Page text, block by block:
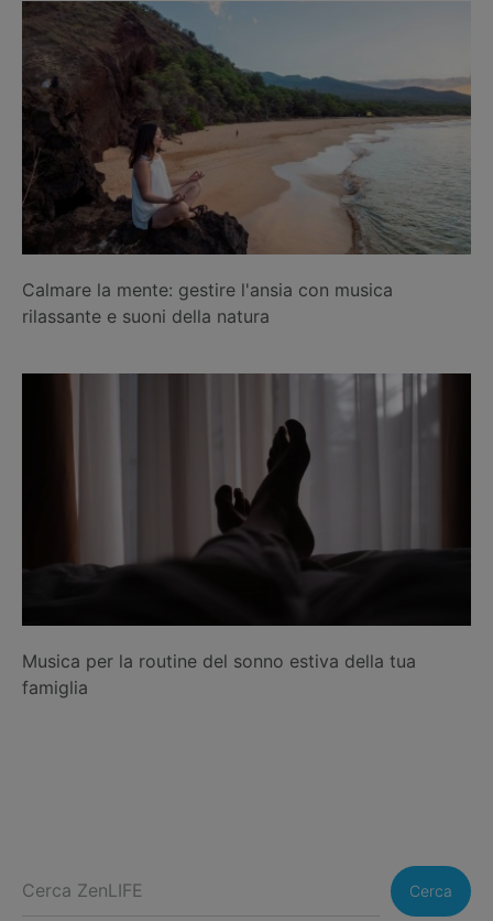
Calmare la mente: gestire l'ansia con musica
rilassante e suoni della natura
Musica per la routine del sonno estiva della tua
famiglia
Cerca